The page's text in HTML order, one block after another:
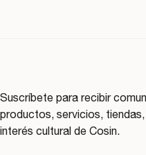
Suscríbete para recibir
productos, servicios,
interés cultural de Cosin.